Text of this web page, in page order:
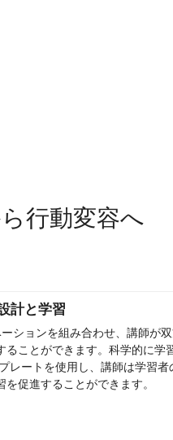
行動変容へ
計と学習
ションを組み合わせ、講師が
ることができます。科学的に学
レートを使用し、講師は学習者
促進することができます。